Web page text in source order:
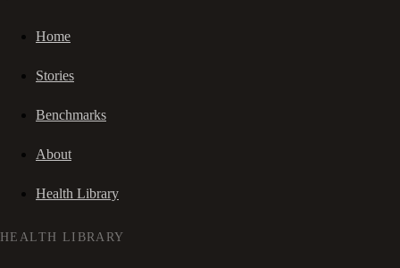
Home
Stories
Benchmarks
About
Health Library
HEALTH LIBRARY